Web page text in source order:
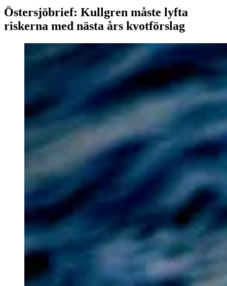
Östersjöbrief: Kullgren måste lyfta
riskerna med nästa års kvotförslag